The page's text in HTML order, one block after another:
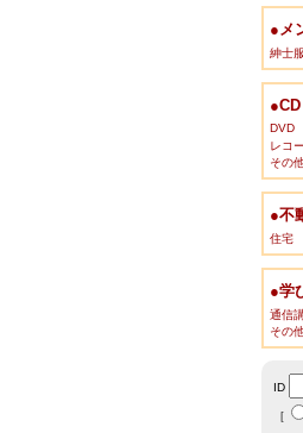
●メ
紳士服
DVD
レコ
その
●不
住宅
●学
通信
その
ID
［